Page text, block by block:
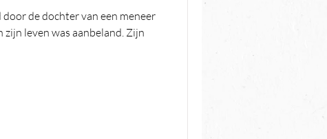
de dochter van een meneer
zijn leven was aanbeland. Zijn